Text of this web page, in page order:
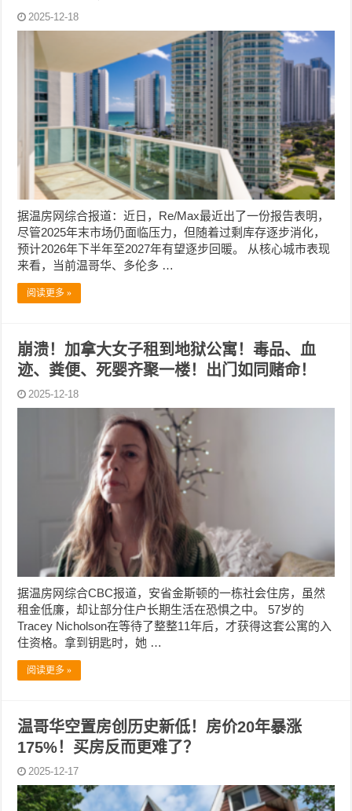
2025-12-18
据温房网综合报道：近日，Re/Max最近出了一份报告表明，
尽管2025年末市场仍面临压力，但随着过剩库存逐步消化，
预计2026年下半年至2027年有望逐步回暖。 从核心城市表现
来看，当前温哥华、多伦多 …
阅读更多 »
崩溃！加拿大女子租到地狱公寓！毒品、血
迹、粪便、死婴齐聚一楼！出门如同赌命！
2025-12-18
据温房网综合CBC报道，安省金斯顿的一栋社会住房，虽然
租金低廉，却让部分住户长期生活在恐惧之中。 57岁的
Tracey Nicholson在等待了整整11年后，才获得这套公寓的入
住资格。拿到钥匙时，她 …
阅读更多 »
温哥华空置房创历史新低！房价20年暴涨
175%！买房反而更难了？
2025-12-17